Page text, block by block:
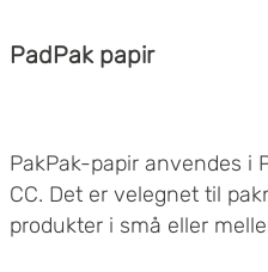
PadPak papir
PakPak-papir anvendes i
CC. Det er velegnet til
produkter i små eller